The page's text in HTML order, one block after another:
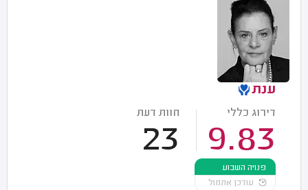
ענת
דירוג כללי
9.83
חוות דעת
23
פנויה השבוע
עודכן אתמול